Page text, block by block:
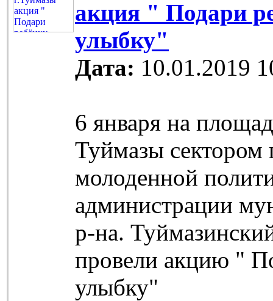
акция " Подари
улыбку"
Дата: 10.01.2019
6 января на
Туймазы сектором
молоденной
администрации
р-на.
провели акцию "
улыбку"